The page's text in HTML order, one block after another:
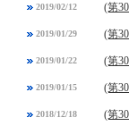
2019/02/12 (第
2019/01/29 (第
2019/01/22 (第
2019/01/15 (第
2018/12/18 (第